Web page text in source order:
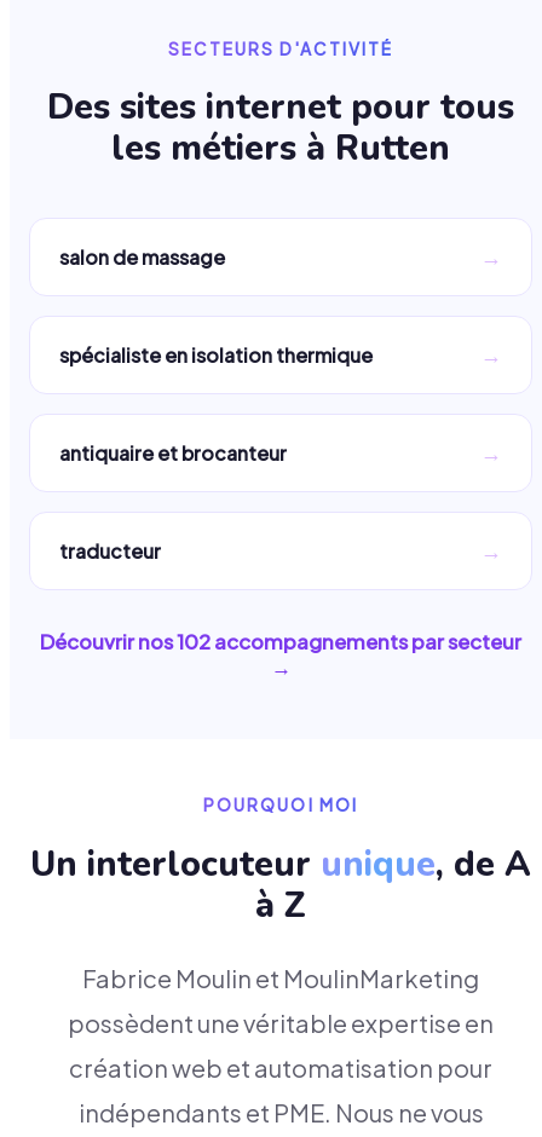
SECTEURS D'ACTIVITÉ
Des sites internet pour tous
les métiers à Rutten
salon de massage →
spécialiste en isolation thermique →
antiquaire et brocanteur →
traducteur →
Découvrir nos102accompagnements par secteur
→
POURQUOI MOI
Un interlocuteur unique, de A
à Z
Fabrice Moulin et MoulinMarketing
possèdent une véritable expertise en
création web et automatisation pour
indépendants et PME. Nous ne vous